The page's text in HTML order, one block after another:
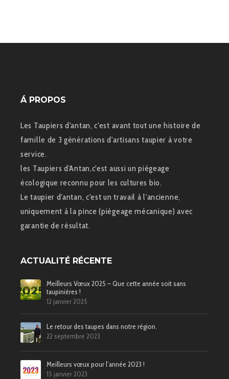
Á PROPOS
Les Taupiers d'antan, c'est avant tout une histoire de
famille de 3 générations d'artisans taupier à votre
service.
les Taupiers d'Antan,c'est aussi un piégeage
écologique reconnu pour les cultures bio.
Le taupier d'antan, c'est un travail à l'ancienne,
uniquement à la pince (piégeage mécanique) avec
garantie de résultat.
ACTUALITÉ RÉCENTE
Meilleurs Vœux 2025 – Que cette année soit sans
taupinières !
12 janvier 2025
Le retour des taupes dans notre région.
22 septembre 2023
Meilleurs vœux pour l’année 2023 !
15 janvier 2023